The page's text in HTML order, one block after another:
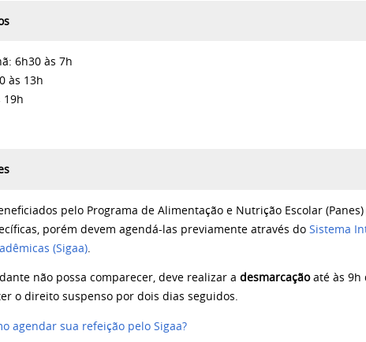
6h30 às 7h
às 13h
19h
pelo Programa de Alimentação e Nutrição Escolar (Panes)
porém devem agendá-las previamente através doSistema
(Sigaa)
não possa comparecer, deve realizar adesmarcaçãoaté às 9h
o direito suspenso por dois dias seguidos.
agendar sua refeição pelo Sigaa?